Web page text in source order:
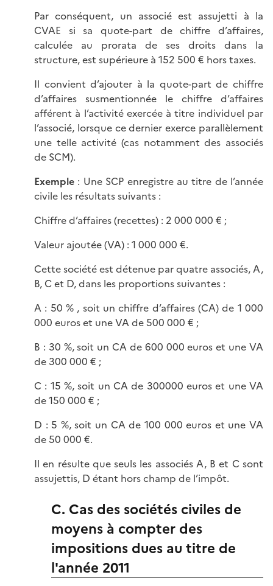
Par conséquent, un associé est assujetti à la
CVAE si sa quote-part de chiffre d’affaires,
calculée au prorata de ses droits dans la
structure, est supérieure à 152 500 € hors taxes.
Il convient d’ajouter à la quote-part de chiffre
d’affaires susmentionnée le chiffre d’affaires
afférent à l’activité exercée à titre individuel par
l’associé, lorsque ce dernier exerce parallèlement
une telle activité (cas notamment des associés
de SCM).
Exemple : Une SCP enregistre au titre de l’année
civile les résultats suivants :
Chiffre d’affaires (recettes) : 2 000 000 € ;
Valeur ajoutée (VA) : 1 000 000 €.
Cette société est détenue par quatre associés, A,
B, C et D, dans les proportions suivantes :
A : 50 % , soit un chiffre d’affaires (CA) de 1 000
000 euros et une VA de 500 000 € ;
B : 30 %, soit un CA de 600 000 euros et une VA
de 300 000 € ;
C : 15 %, soit un CA de 300000 euros et une VA
de 150 000 € ;
D : 5 %, soit un CA de 100 000 euros et une VA
de 50 000 €.
Il en résulte que seuls les associés A, B et C sont
assujettis, D étant hors champ de l’impôt.
C. Cas des sociétés civiles de
moyens à compter des
impositions dues au titre de
l'année 2011